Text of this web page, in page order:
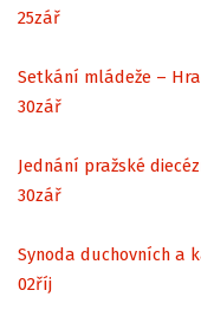
25zář
Setkání mládeže –
30zář
Jednání pražské
30zář
Synoda duchovních a
02říj